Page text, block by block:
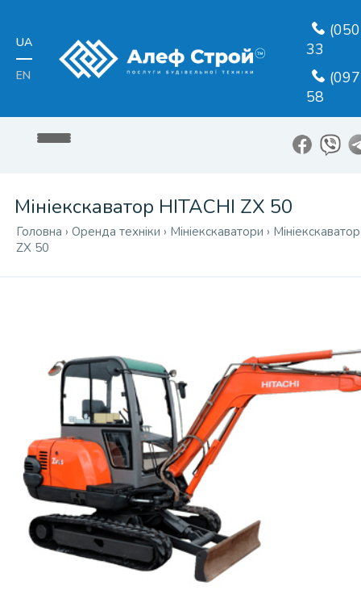
UA
EN
33
58
Мініекскаватор HITACHI ZX 50
Головна › Оренда техніки › Мініекскаватори ›
ZX 50